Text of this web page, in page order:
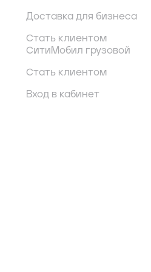
Доставка для бизнеса
Стать клиентом
СитиМобил грузовой
Стать клиентом
Вход в кабинет